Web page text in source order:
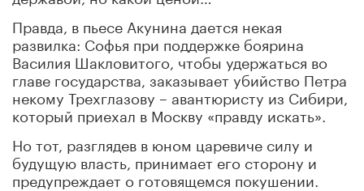
Правда, в пьесе Акунина дается некая
развилка: Софья при поддержке боярина
Василия Шакловитого, чтобы удержаться во
главе государства, заказывает убийство Петра
некому Трехглазову – авантюристу из Сибири,
который приехал в Москву «правду искать».
Но тот, разглядев в юном царевиче силу и
будущую власть, принимает его сторону и
предупреждает о готовящемся покушении.